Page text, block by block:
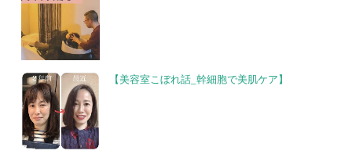
【美容室こぼれ話_幹細胞で美肌ケア】